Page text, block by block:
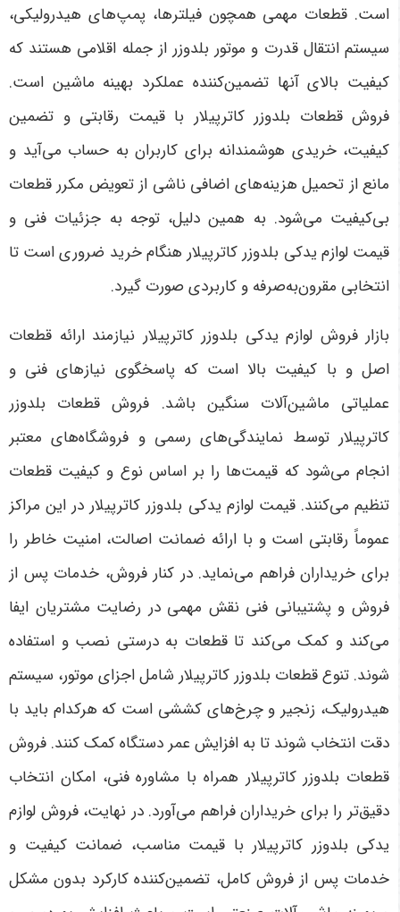
است. قطعات مهمی همچون فیلترها، پمپ‌های هیدرولیکی،
سیستم انتقال قدرت و موتور بلدوزر از جمله اقلامی هستند که
کیفیت بالای آنها تضمین‌کننده عملکرد بهینه ماشین است.
فروش قطعات بلدوزر کاترپیلار با قیمت رقابتی و تضمین
کیفیت، خریدی هوشمندانه برای کاربران به حساب می‌آید و
مانع از تحمیل هزینه‌های اضافی ناشی از تعویض مکرر قطعات
بی‌کیفیت می‌شود. به همین دلیل، توجه به جزئیات فنی و
قیمت لوازم یدکی بلدوزر کاترپیلار هنگام خرید ضروری است تا
انتخابی مقرون‌به‌صرفه و کاربردی صورت گیرد.
بازار فروش لوازم یدکی بلدوزر کاترپیلار نیازمند ارائه قطعات
اصل و با کیفیت بالا است که پاسخگوی نیازهای فنی و
عملیاتی ماشین‌آلات سنگین باشد. فروش قطعات بلدوزر
کاترپیلار توسط نمایندگی‌های رسمی و فروشگاه‌های معتبر
انجام می‌شود که قیمت‌ها را بر اساس نوع و کیفیت قطعات
تنظیم می‌کنند. قیمت لوازم یدکی بلدوزر کاترپیلار در این مراکز
عموماً رقابتی است و با ارائه ضمانت اصالت، امنیت خاطر را
برای خریداران فراهم می‌نماید. در کنار فروش، خدمات پس از
فروش و پشتیبانی فنی نقش مهمی در رضایت مشتریان ایفا
می‌کند و کمک می‌کند تا قطعات به درستی نصب و استفاده
شوند. تنوع قطعات بلدوزر کاترپیلار شامل اجزای موتور، سیستم
هیدرولیک، زنجیر و چرخ‌های کششی است که هرکدام باید با
دقت انتخاب شوند تا به افزایش عمر دستگاه کمک کنند. فروش
قطعات بلدوزر کاترپیلار همراه با مشاوره فنی، امکان انتخاب
دقیق‌تر را برای خریداران فراهم می‌آورد. در نهایت، فروش لوازم
یدکی بلدوزر کاترپیلار با قیمت مناسب، ضمانت کیفیت و
خدمات پس از فروش کامل، تضمین‌کننده کارکرد بدون مشکل